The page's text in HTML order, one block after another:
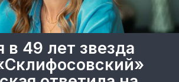
в 49 лет звезда